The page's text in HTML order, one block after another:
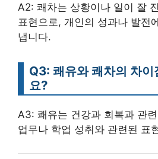
A2: 쾌차는 상황이나 일이 잘
표현으로, 개인의 성과나 발전
냅니다.
Q3: 쾌유와 쾌차의 차이
요?
A3: 쾌유는 건강과 회복과 관
업무나 학업 성취와 관련된 표